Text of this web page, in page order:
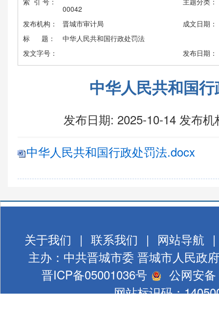
00042
发布机构： 晋城市审计局
成文日期：
标 题：
中华人民共和国行政处罚法
发文字号：
发布日期：
中华人民共和国
发布日期: 2025-10-14 发布机
中华人民共和国行政处罚法.docx
关于我们 | 联系我们 | 网站导航 |
主办：中共晋城市委 晋城市人民政府
晋ICP备05001036号
公网安
网站标识码：